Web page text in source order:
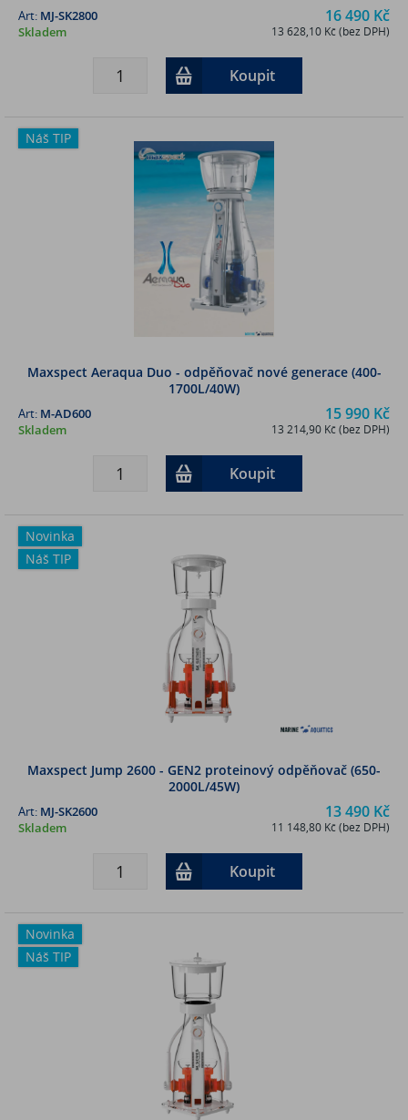
16 490 Kč
13 628,10 Kč (bez DPH)
Art: MJ-SK2800
Skladem
Koupit
Náš TIP
Maxspect Aeraqua Duo - odpěňovač nové generace (400-
1700L/40W)
15 990 Kč
13 214,90 Kč (bez DPH)
Art: M-AD600
Skladem
Koupit
Novinka
Náš TIP
Maxspect Jump 2600 - GEN2 proteinový odpěňovač (650-
2000L/45W)
13 490 Kč
11 148,80 Kč (bez DPH)
Art: MJ-SK2600
Skladem
Koupit
Novinka
Náš TIP